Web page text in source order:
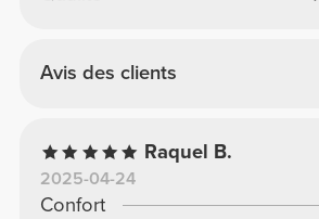
Avis des clients
Raquel B.
2025-04-24
Confort